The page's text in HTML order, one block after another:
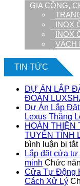
GIA CÔNG,
INOX
INOX
VÁCH
TIN TỨC
DỰ ÁN LẮP
ĐOÀN
Dự Án Lắp
Lexus Thăng
HOÀN THIỆN
TUYẾN TÍNH
bình luận bị tắtở
Lắp đặt cửa
minh Chức
Cửa Tự Động
Cách Xử Lý